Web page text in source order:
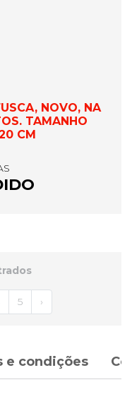
NOVO, NA
TAMANHO
CM
5 ›
e condições